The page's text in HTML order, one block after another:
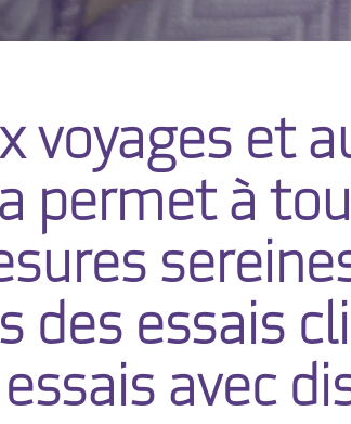
voyages et
permet à
essais
avec